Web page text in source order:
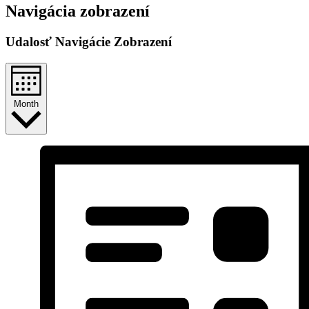
Navigácia zobrazení
Udalosť Navigácie Zobrazení
Month